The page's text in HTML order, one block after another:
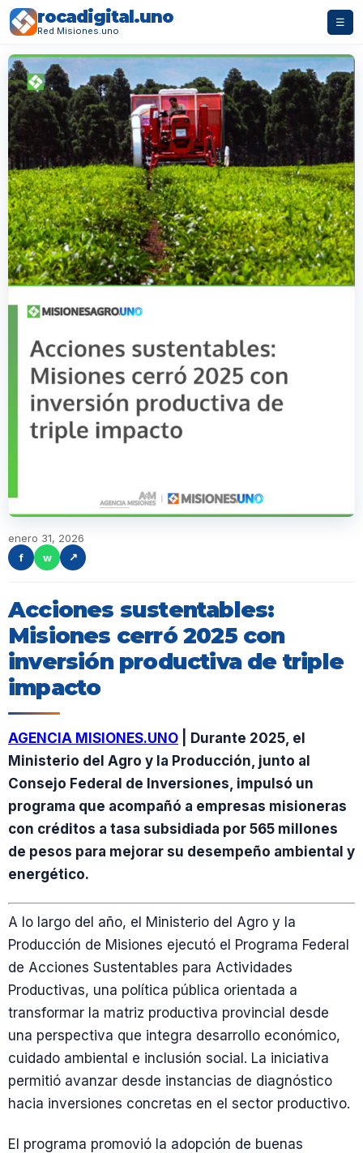
rocadigital.uno
Red Misiones.uno
☰
enero 31, 2026
f
w ↗
Acciones sustentables:
Misiones cerró 2025 con
inversión productiva de triple
impacto
AGENCIA MISIONES.UNO | Durante 2025, el
Ministerio del Agro y la Producción, junto al
Consejo Federal de Inversiones, impulsó un
programa que acompañó a empresas misioneras
con créditos a tasa subsidiada por 565 millones
de pesos para mejorar su desempeño ambiental y
energético.
A lo largo del año, el Ministerio del Agro y la
Producción de Misiones ejecutó el Programa Federal
de Acciones Sustentables para Actividades
Productivas, una política pública orientada a
transformar la matriz productiva provincial desde
una perspectiva que integra desarrollo económico,
cuidado ambiental e inclusión social. La iniciativa
permitió avanzar desde instancias de diagnóstico
hacia inversiones concretas en el sector productivo.
El programa promovió la adopción de buenas